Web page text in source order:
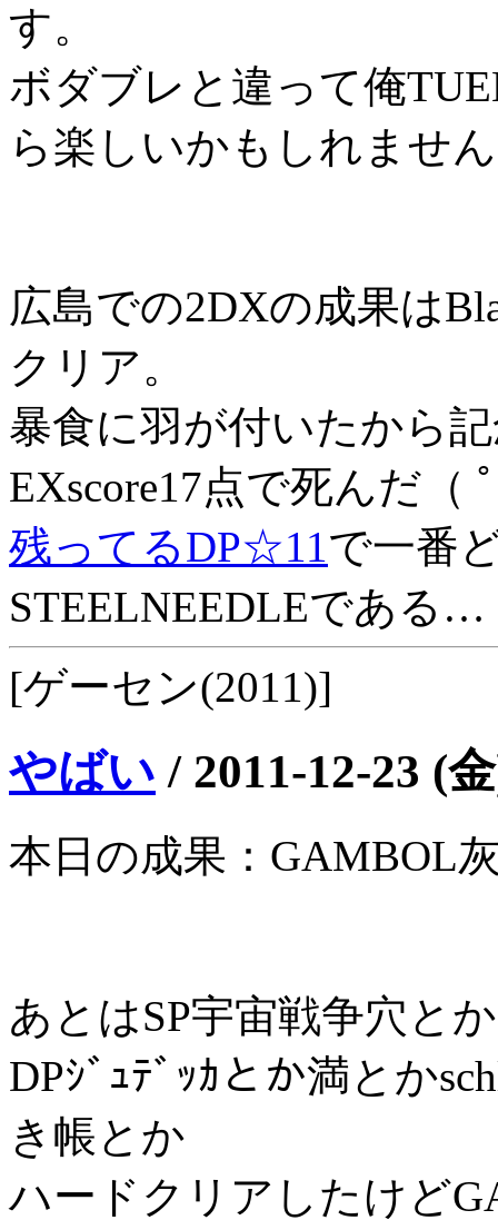
す。
ボダブレと違って俺
ら楽しいかもしれませ
広島での2DXの成果は
クリア。
暴食に羽が付いたから
EXscore17点で死んだ（
残ってるDP☆11で一番
STEELNEEDLEである…
[ゲーセン(2011)]
やばい / 2011-12-23 (
本日の成果：
あとはSP宇宙戦争穴とか
DPｼﾞｭﾃﾞｯｶとか満とか
き帳とか
ハードクリアしたけど